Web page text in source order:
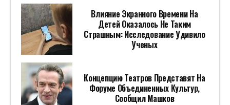
Влияние Экранного Времени На
Детей Оказалось Не Таким
Страшным: Исследование Удивило
Ученых
Концепцию Театров Представят На
Форуме Объединенных Культур,
Сообщил Машков